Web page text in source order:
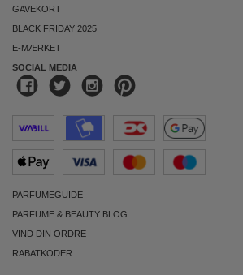
GAVEKORT
BLACK FRIDAY 2025
E-MÆRKET
SOCIAL MEDIA
PARFUMEGUIDE
PARFUME & BEAUTY BLOG
VIND DIN ORDRE
RABATKODER